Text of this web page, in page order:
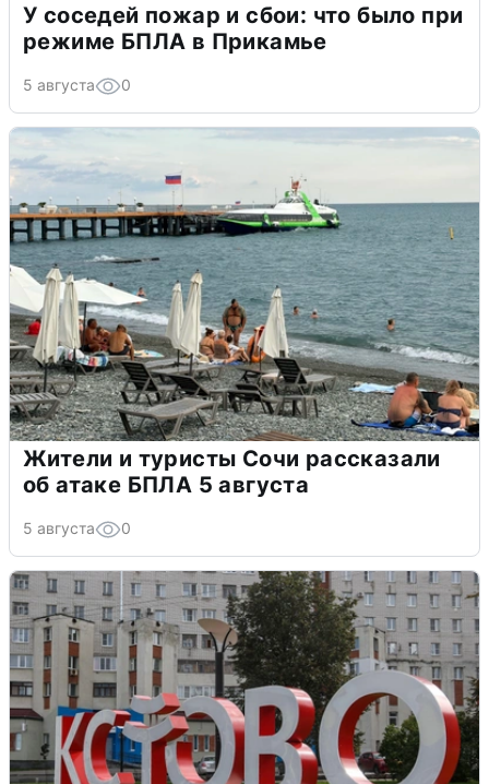
У соседей пожар и сбои: что было при
режиме БПЛА в Прикамье
5 августа 0
Жители и туристы Сочи рассказали
об атаке БПЛА 5 августа
5 августа 0